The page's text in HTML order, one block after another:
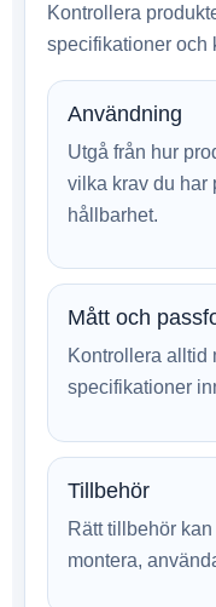
Kontrollera
specifikationer och
Användning
Utgå från hur
vilka krav du har
hållbarhet.
Mått och
Kontrollera alltid
specifikationer
Tillbehör
Rätt tillbehör
montera,